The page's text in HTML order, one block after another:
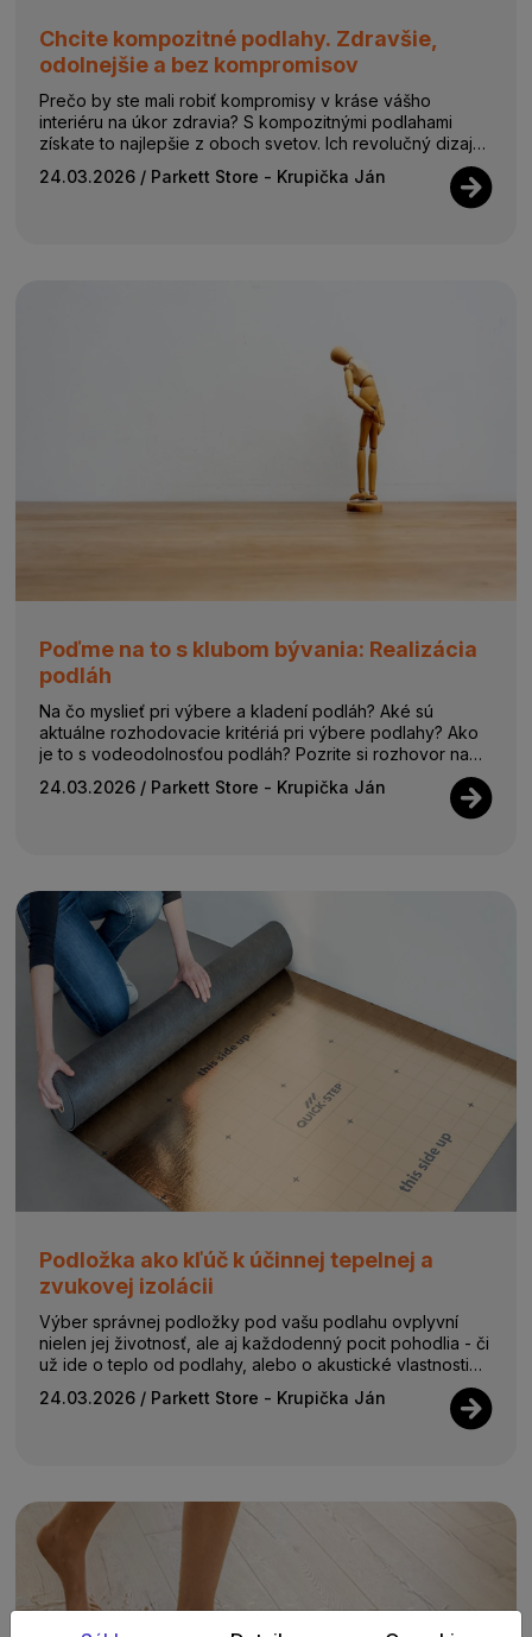
Chcite kompozitné podlahy. Zdravšie,
odolnejšie a bez kompromisov
Prečo by ste mali robiť kompromisy v kráse vášho
interiéru na úkor zdravia? S kompozitnými podlahami
získate to najlepšie z oboch svetov. Ich revolučný dizajn
24.03.2026 / Parkett Store - Krupička Ján
Poďme na to s klubom bývania: Realizácia
podláh
Na čo myslieť pri výbere a kladení podláh? Aké sú
aktuálne rozhodovacie kritériá pri výbere podlahy? Ako
je to s vodeodolnosťou podláh? Pozrite si rozhovor na
24.03.2026 / Parkett Store - Krupička Ján
Podložka ako kľúč k účinnej tepelnej a
zvukovej izolácii
Výber správnej podložky pod vašu podlahu ovplyvní
nielen jej životnosť, ale aj každodenný pocit pohodlia - či
už ide o teplo od podlahy, alebo o akustické vlastnosti
24.03.2026 / Parkett Store - Krupička Ján